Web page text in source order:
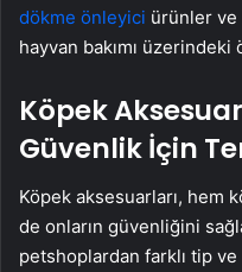
dökme önleyici ürünler ve
hayvan bakımı üzerindeki
Köpek
Güvenlik İçin
Köpek aksesuarları, hem
de onların güvenliğini
petshoplardan farklı tip